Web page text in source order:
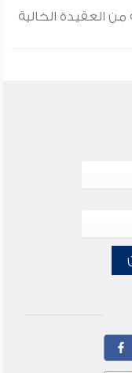
العقيدة الخالية